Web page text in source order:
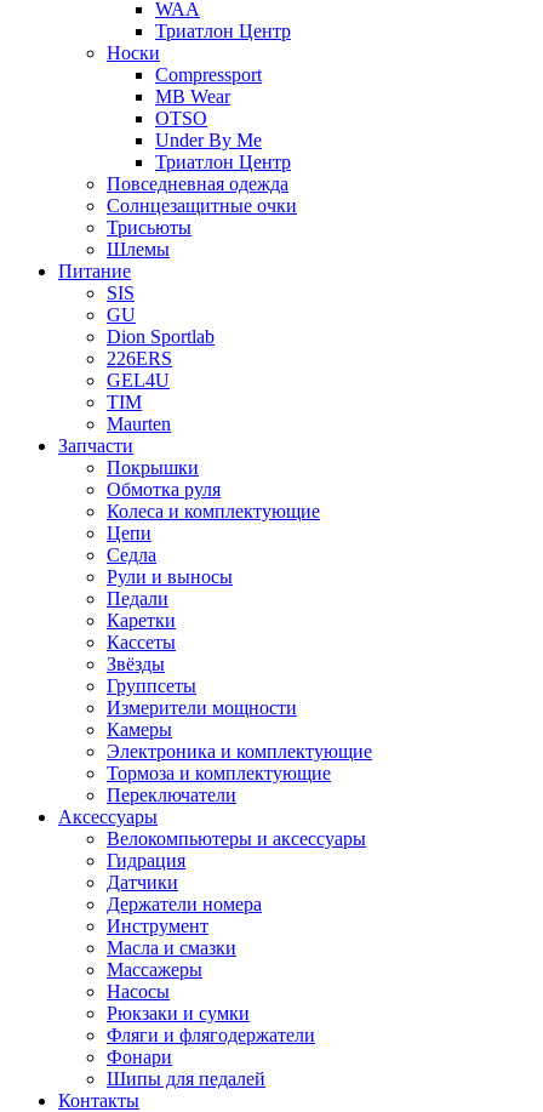
WAA
Триатлон Центр
Носки
Compressport
MB Wear
OTSO
Under By Me
Триатлон Центр
Повседневная одежда
Солнцезащитные очки
Трисьюты
Шлемы
Питание
SIS
GU
Dion Sportlab
226ERS
GEL4U
TIM
Maurten
Запчасти
Покрышки
Обмотка руля
Колеса и комплектующие
Цепи
Седла
Рули и выносы
Педали
Каретки
Кассеты
Звёзды
Группсеты
Измерители мощности
Камеры
Электроника и комплектующие
Тормоза и комплектующие
Переключатели
Аксессуары
Велокомпьютеры и аксессуары
Гидрация
Датчики
Держатели номера
Инструмент
Масла и смазки
Массажеры
Насосы
Рюкзаки и сумки
Фляги и флягодержатели
Фонари
Шипы для педалей
Контакты